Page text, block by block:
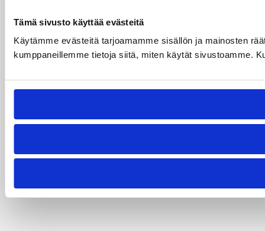
Tämä sivusto käyttää evästeitä
Käytämme evästeitä tarjoamamme sisällön ja mainosten
kumppaneillemme tietoja siitä, miten käytät sivustoamme.